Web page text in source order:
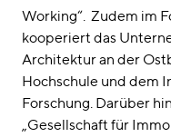
Working“. Zudem im
kooperiert das
Architektur an der
Hochschule und dem
Forschung. Darüber
„Gesellschaft für